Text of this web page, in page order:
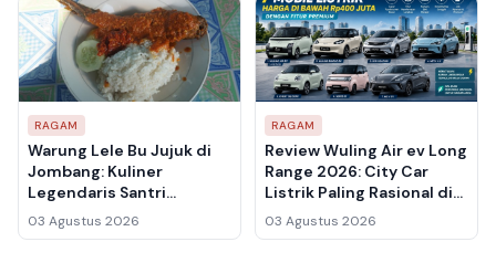
RAGAM
Warung Lele Bu Jujuk di
Jombang: Kuliner
Legendaris Santri
Tambakberas yang Buka
Khusus Selama Muktamar
03 Agustus 2026
RAGAM
Review Wuling Air ev Long
Range 2026: City Car
Listrik Paling Rasional di
Bawah Rp 400 Juta?
03 Agustus 2026